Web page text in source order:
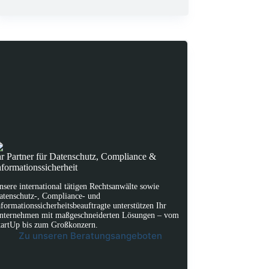
Partner für Datenschutz, Compliance &
international tätigen Rechtsanwälte sowie
, Compliance- und
unterstützen Ihr
mit maßgeschneiderten Lösungen – vom
bis zum Großkonzern.
Zu unseren Beratungsangeboten